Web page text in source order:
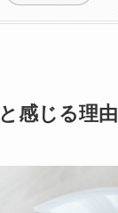
感じる理由